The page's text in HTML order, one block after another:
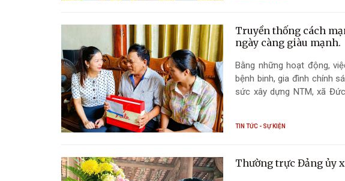
Truyền thống cách
ngày càng giàu mạnh.
Bằng những hoạt động,
bệnh binh, gia đình chính
sức xây dựng NTM, xã
TIN TỨC - SỰ KIỆN
Thường trực Đảng ủy